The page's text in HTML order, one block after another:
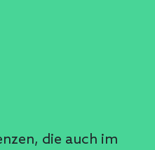
die auch im